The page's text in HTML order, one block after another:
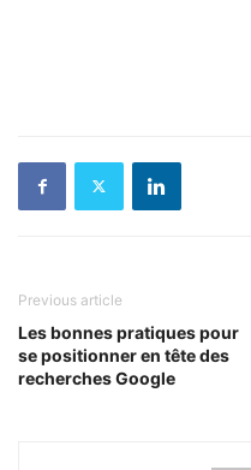
Previous article
Les bonnes pratiques pour
se positionner en tête des
recherches Google